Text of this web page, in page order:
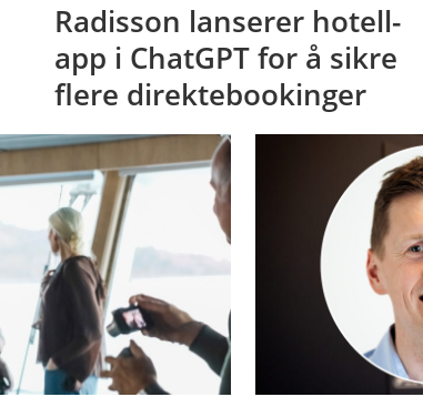
Radisson lanserer hotell-
app i ChatGPT for å sikre
flere direktebookinger